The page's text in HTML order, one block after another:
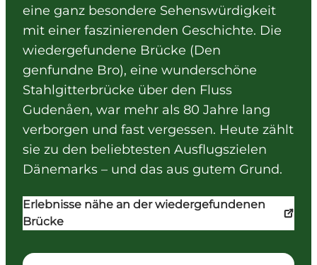
eine ganz besondere Sehenswürdigkeit
mit einer faszinierenden Geschichte. Die
wiedergefundene Brücke (Den
genfundne Bro), eine wunderschöne
Stahlgitterbrücke über den Fluss
Gudenåen, war mehr als 80 Jahre lang
verborgen und fast vergessen. Heute zählt
sie zu den beliebtesten Ausflugszielen
Dänemarks – und das aus gutem Grund.
Erlebnisse nähe an der wiedergefundenen
Brücke